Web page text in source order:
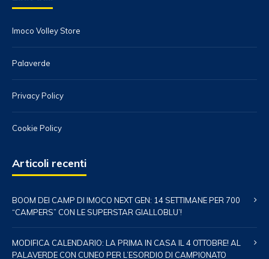
Facebook: https://go.volleyball.world/Facebook?
Twitter: https://go.volleyball.world/Twitter?ytv=d
Imoco Volley Store
Palaverde
Privacy Policy
Cookie Policy
Articoli recenti
BOOM DEI CAMP DI IMOCO NEXT GEN: 14 SETTIMANE PER 700
“CAMPERS” CON LE SUPERSTAR GIALLOBLU’!
MODIFICA CALENDARIO: LA PRIMA IN CASA IL 4 OTTOBRE! AL
PALAVERDE CON CUNEO PER L’ESORDIO DI CAMPIONATO